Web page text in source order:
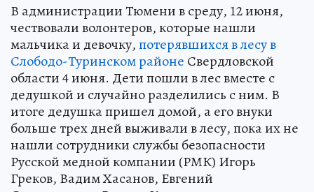
В администрации Тюмени в среду, 12 июня,
чествовали волонтеров, которые нашли
мальчика и девочку,потерявшихся в лесу в
Слободо-Туринском районе Свердловской
области 4 июня. Дети пошли в лес вместе с
дедушкой и случайно разделились с ним. В
итоге дедушка пришел домой, а его внуки
больше трех дней выживали в лесу, пока их не
нашли сотрудники службы безопасности
Русской медной компании (РМК) Игорь
Греков, Вадим Хасанов, Евгений